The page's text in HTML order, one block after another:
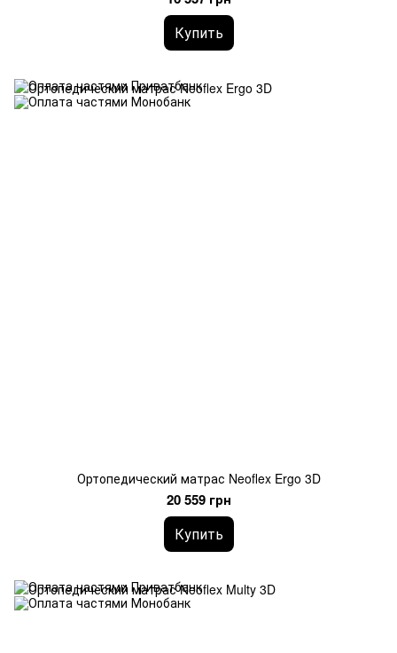
Купить
Ортопедический матрас Neoflex Ergo 3D
20 559 грн
Купить